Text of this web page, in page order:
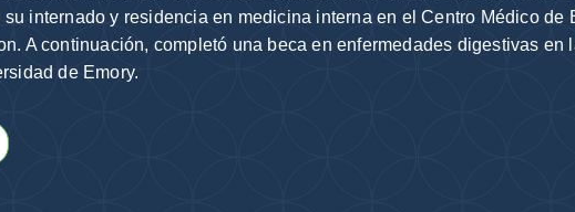
su internado y residencia en medicina interna en el Centro Médico de
A continuación, completó una beca en enfermedades digestivas en
de Emory.